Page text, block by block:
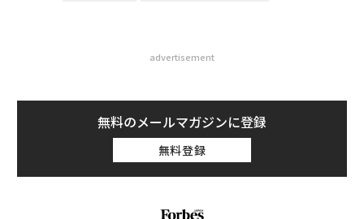
advertisement
無料のメールマガジンに登録
無料登録